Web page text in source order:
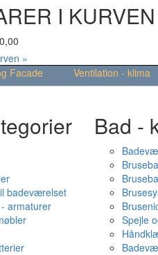
I KURVEN
»
Facade
Ventilation - klima
badeværelset
armaturer
Bad -
Spejle